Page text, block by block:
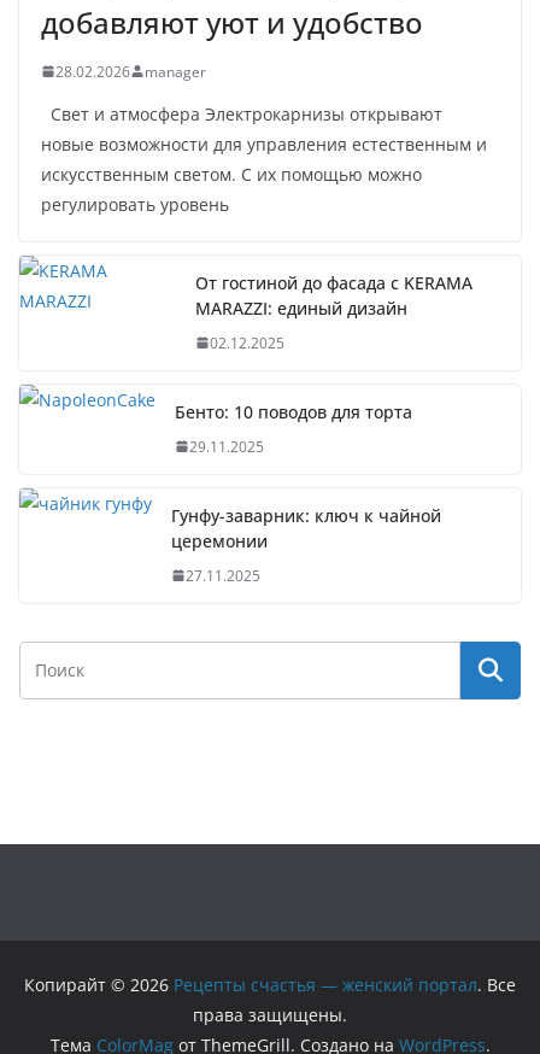
добавляют уют и удобство
28.02.2026 manager
Свет и атмосфера Электрокарнизы открывают
новые возможности для управления естественным и
искусственным светом. С их помощью можно
регулировать уровень
От гостиной до фасада с KERAMA
MARAZZI: единый дизайн
02.12.2025
Бенто: 10 поводов для торта
29.11.2025
Гунфу-заварник: ключ к чайной
церемонии
27.11.2025
Копирайт © 2026 Рецепты счастья — женский портал. Все
права защищены.
Тема ColorMagот ThemeGrill. Создано на WordPress.